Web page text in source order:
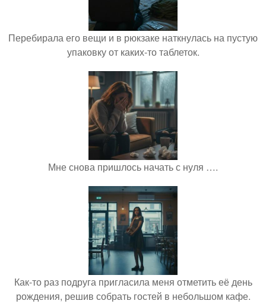
Перебирала его вещи и в рюкзаке наткнулась на пустую
упаковку от каких-то таблеток.
Мне снова пришлось начать с нуля ….
Как-то раз подруга пригласила меня отметить её день
рождения, решив собрать гостей в небольшом кафе.